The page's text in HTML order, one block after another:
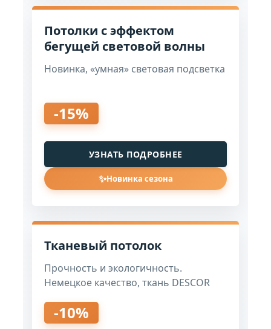
Потолки с эффектом
бегущей световой волны
Новинка, «умная» световая подсветка
-15%
УЗНАТЬ ПОДРОБНЕЕ
✨Новинка сезона
Тканевый потолок
Прочность и экологичность.
Немецкое качество, ткань DESCOR
-10%